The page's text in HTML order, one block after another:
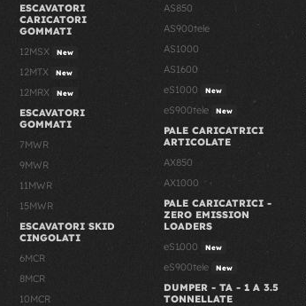
ESCAVATORI
CARICATORI
GOMMATI
12MSX
New
12MTX New
12MRX New
ESCAVATORI
GOMMATI
7MWR
9MWR
11MWR
15MWR
ESCAVATORI SKID
CINGOLATI
6MCR
8MCR
10MCR
AS850
AS900tele
AS1000
AS1600
eS1000
New
eS900tele New
PALE CARICATRICI
ARTICOLATE
AX850
AX1000
PALE CARICATRICI -
ZERO EMISSION
LOADERS
eS1000
New
eS900tele New
DUMPER - TA - 1 A 3.5
TONNELLATE